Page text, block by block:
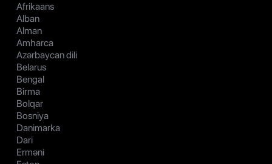
Afrikaans
Alban
Alman
Amharca
Azərbaycan dili
Belarus
Bengal
Birma
Bolqar
Bosniya
Danimarka
Dari
Erməni